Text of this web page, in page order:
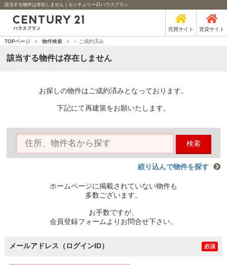
該当する物件は存在しません｜センチュリー21ハウスプラン
売買サイト 賃貸サイト
TOPページ > 物件検索 > - ご成約済み
該当する物件は存在しません
お探しの物件はご成約済みとなっております。
下記にて再建策をお願いたします。
検索
絞り込んで物件を探す
ホームページに掲載されていない物件も
多数ございます。
お手数ですが、
会員登録フォームよりお問合せ下さい。
メールアドレス（ログインID） 必須